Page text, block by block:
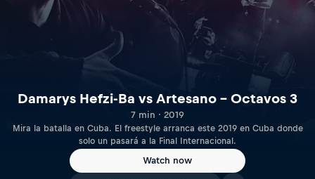
Damarys Hefzi-Ba vs Artesano – Octavos 3
7 min · 2019
Mira la batalla en Cuba. El freestyle arranca este 2019 en Cuba donde
solo un pasará a la Final Internacional.
Watch now